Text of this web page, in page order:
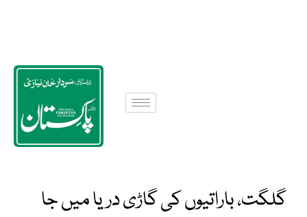
گلگت، باراتیوں کی گاڑی دریا میں جا